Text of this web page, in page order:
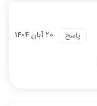
20 آبان 1404 پاسخ